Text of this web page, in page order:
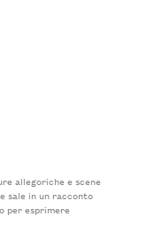
allegoriche e scene
sale in un racconto
per esprimere